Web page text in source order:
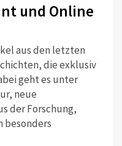
und Online
aus den letzten
die exklusiv
geht es unter
neue
der Forschung,
besonders